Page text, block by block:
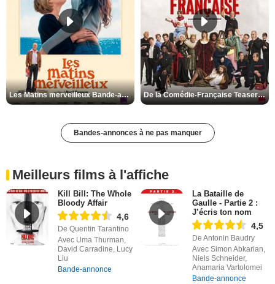
Les Matins merveilleux Bande-annonce VF De la Comédie-Française Teaser VF
Bandes-annonces à ne pas manquer
Meilleurs films à l'affiche
Kill Bill: The Whole
Bloody Affair
4,6
De Quentin Tarantino
Avec Uma Thurman,
David Carradine, Lucy
Liu
Bande-annonce
La Bataille de
Gaulle - Partie 2 :
J’écris ton nom
4,5
De Antonin Baudry
Avec Simon Abkarian,
Niels Schneider,
Anamaria Vartolomei
Bande-annonce